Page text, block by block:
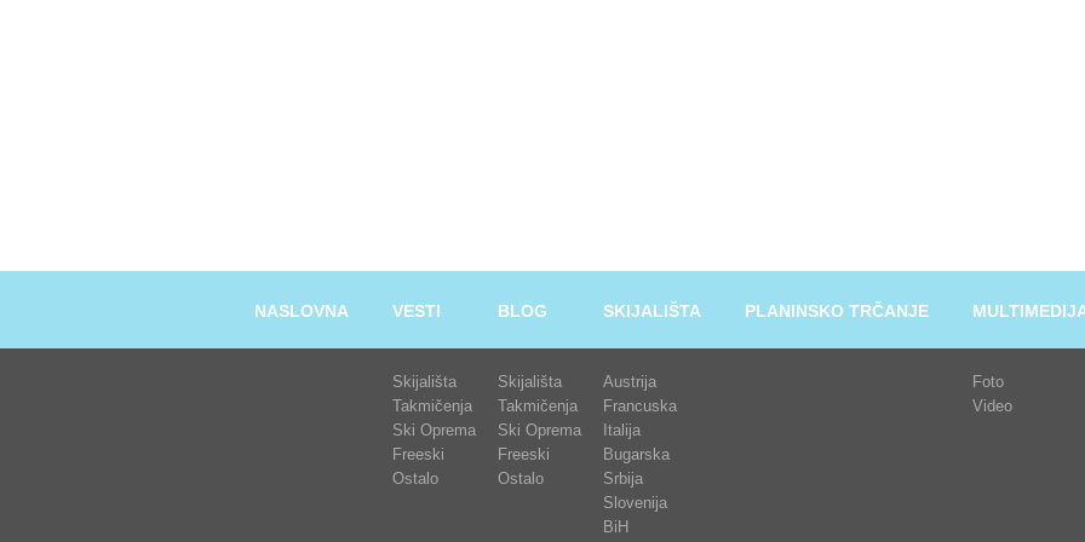
NASLOVNA VESTI
Skijališta
Takmičenja
Ski Oprema
Freeski
Ostalo
BLOG
Skijališta
Takmičenja
Ski Oprema
Freeski
Ostalo
SKIJALIŠTA
Austrija
Francuska
Italija
Bugarska
Srbija
Slovenija
BiH
PLANINSKO TRČANJE
Foto
Video